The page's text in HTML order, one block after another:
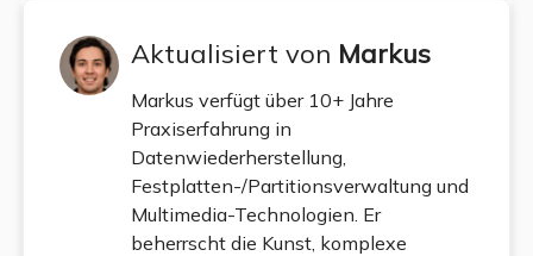
Aktualisiert von Markus
Markus verfügt über 10+ Jahre
Praxiserfahrung in
Datenwiederherstellung,
Festplatten-/Partitionsverwaltung und
Multimedia-Technologien. Er
beherrscht die Kunst, komplexe